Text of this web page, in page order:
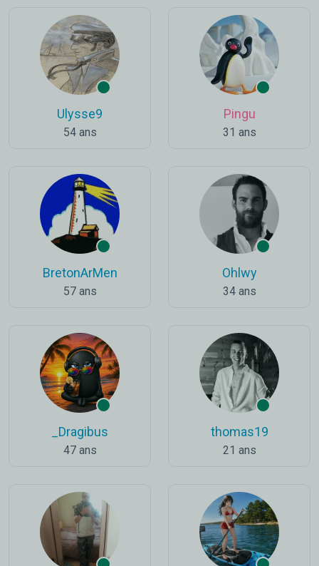
Ulysse9
54 ans
Pingu
31 ans
BretonArMen
57 ans
Ohlwy
34 ans
_Dragibus
47 ans
thomas19
21 ans